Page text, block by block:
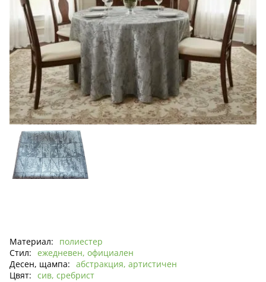
Материал:
полиестер
Стил: ежедневен, официален
Десен, щампа: абстракция, артистичен
Цвят: сив, сребрист